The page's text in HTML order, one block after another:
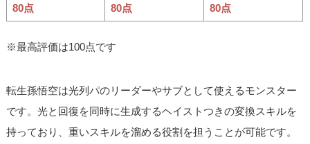
80点 80点 80点
※最高評価は100点です
転生孫悟空は光列パのリーダーやサブとして使えるモンスター
です。光と回復を同時に生成するヘイストつきの変換スキルを
持っており、重いスキルを溜める役割を担うことが可能です。